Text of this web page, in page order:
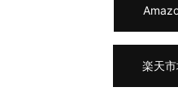
楽天